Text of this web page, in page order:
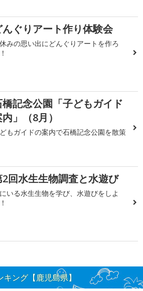
んぐりアート作り体験会
みの思い出にどんぐりアートを作ろ
橋記念公園「子どもガイド
」（8月）
もガイドの案内で石橋記念公園を散策
2回水生生物調査と水遊び
いる水生生物を学び、水遊びをしよ
ング【鹿児島県】